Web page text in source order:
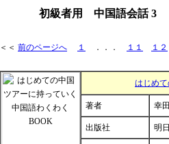
初級者用 中国語会話 3
＜＜ 前のページへ １ ．．． １１ １２
はじめ
著者 幸
出版社 明